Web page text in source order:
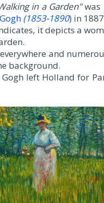
in a Garden"was
(1853-1890) in
it depicts a
and
background.
left Holland for